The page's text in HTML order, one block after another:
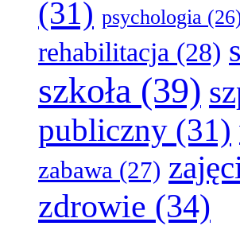
(31) psychologia
rehabilitacja (28)
szkoła (39)
publiczny (31)
zabawa (27)
zdrowie (34)